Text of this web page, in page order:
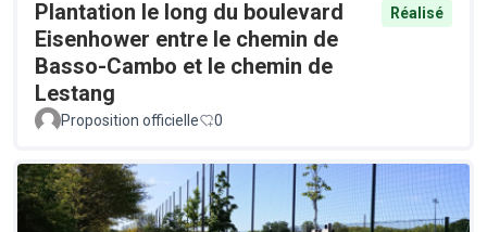
Plantation le long du boulevard
Eisenhower entre le chemin de
Basso-Cambo et le chemin de
Lestang
Réalisé
Proposition officielle 0